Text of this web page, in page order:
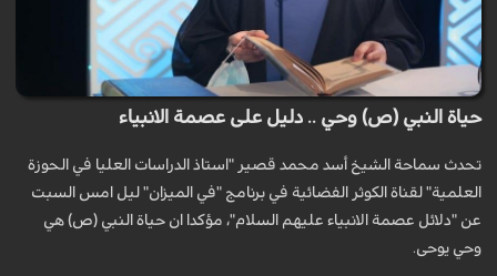
حياة النبي (ص) وحي .. دليل على عصمة الانبياء
تحدث سماحة الشيخ أسد محمد قصير "استاذ الدراسات العليا في الحوزة
العلمية" لقناة الكوثر الفضائية في برنامج "في الميزان" ليل امس السبت
عن "دلائل عصمة الانبياء عليهم السلام"، مؤكدا ان حياة النبي (ص) هي
وحي يوحى.